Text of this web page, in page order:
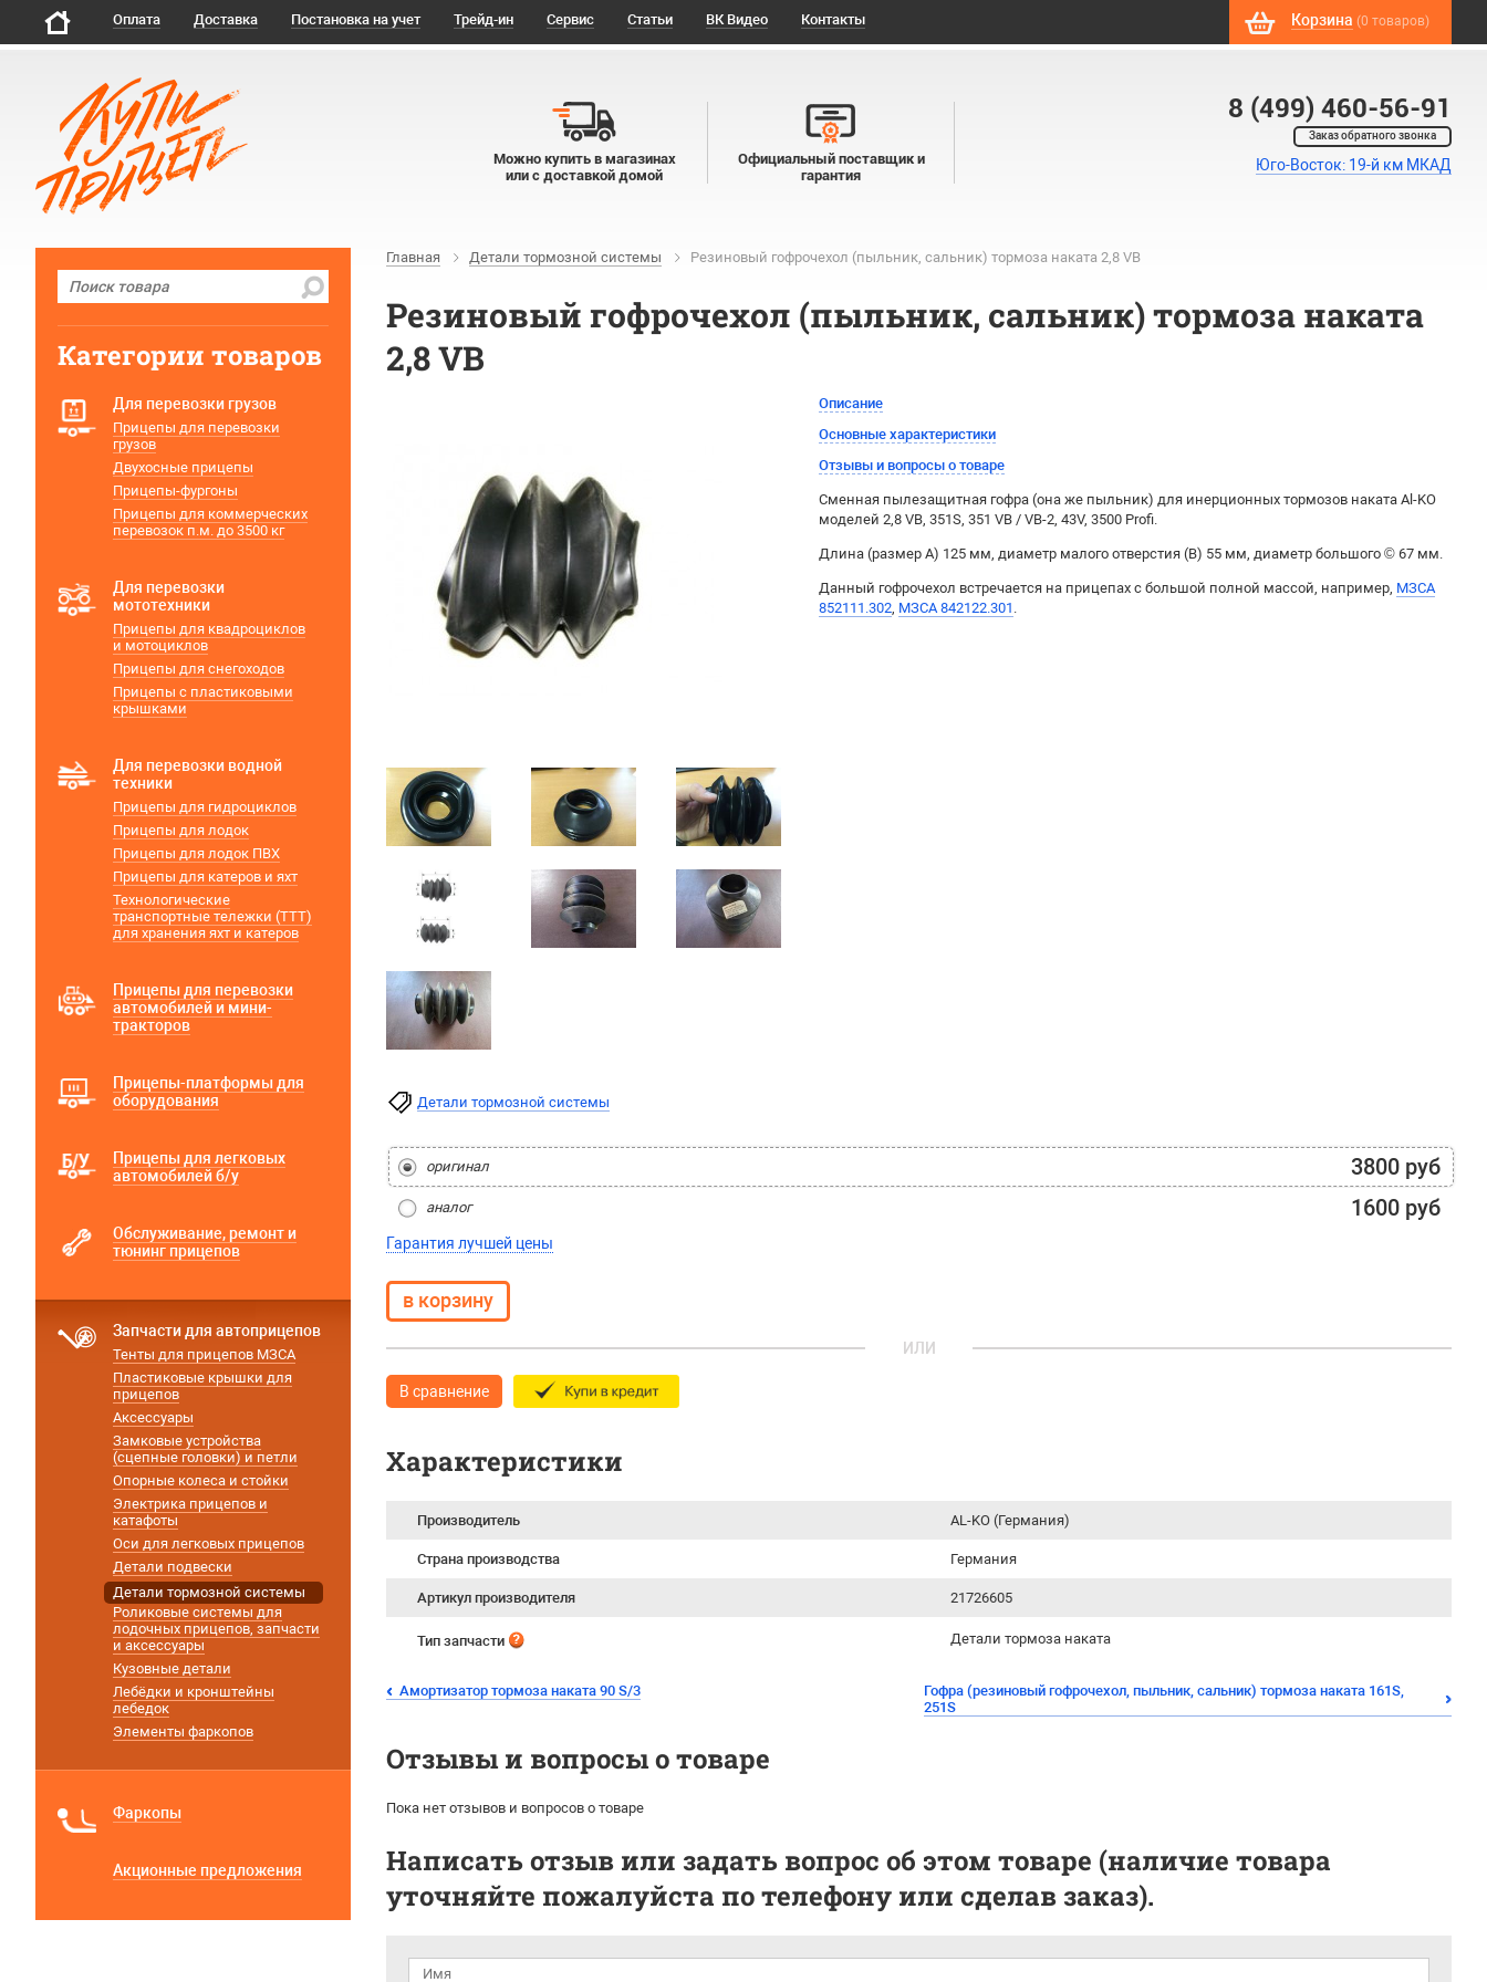
Оплата Доставка Постановка на учет Трейд-ин Сервис Статьи ВК Видео Контакты Корзина (0 товаров)
8 (499) 460-56-91
Заказ обратного звонка
Юго-Восток: 19-й км МКАД
Можно купить в магазинах
или с доставкой домой
Официальный поставщик и
гарантия
Главная Детали тормозной системы Резиновый гофрочехол (пыльник, сальник) тормоза наката 2,8 VB
Резиновый гофрочехол (пыльник, сальник) тормоза наката
2,8 VB
Детали тормозной системы
Описание
Основные характеристики
Отзывы и вопросы о товаре
Сменная пылезащитная гофра (она же пыльник) для инерционных тормозов наката Al-KO
моделей 2,8 VB, 351S, 351 VB / VB-2, 43V, 3500 Profi.
Длина (размер A) 125 мм, диаметр малого отверстия (B) 55 мм, диаметр большого © 67 мм.
Данный гофрочехол встречается на прицепах с большой полной массой, например, МЗСА
852111.302, МЗСА 842122.301 .
оригинал 3800 руб
аналог 1600 руб
Гарантия лучшей цены
ИЛИ
В сравнение
Характеристики
Производитель AL-KO (Германия)
Страна производства Германия
Артикул производителя 21726605
Тип запчасти Детали тормоза наката
Амортизатор тормоза наката 90 S/3
Гофра (резиновый гофрочехол, пыльник, сальник) тормоза наката 161S,
251S
Отзывы и вопросы о товаре
Пока нет отзывов и вопросов о товаре
Написать отзыв или задать вопрос об этом товаре (наличие товара
уточняйте пожалуйста по телефону или сделав заказ).
Категории товаров
Для перевозки грузов
Прицепы для перевозки
грузов
Двухосные прицепы
Прицепы-фургоны
Прицепы для коммерческих
перевозок п.м. до 3500 кг
Для перевозки
мототехники
Прицепы для квадроциклов
и мотоциклов
Прицепы для снегоходов
Прицепы с пластиковыми
крышками
Для перевозки водной
техники
Прицепы для гидроциклов
Прицепы для лодок
Прицепы для лодок ПВХ
Прицепы для катеров и яхт
Технологические
транспортные тележки (ТТТ)
для хранения яхт и катеров
Прицепы для перевозки
автомобилей и мини-
тракторов
Прицепы-платформы для
оборудования
Прицепы для легковых
автомобилей б/у
Обслуживание, ремонт и
тюнинг прицепов
Запчасти для автоприцепов
Тенты для прицепов МЗСА
Пластиковые крышки для
прицепов
Аксессуары
Замковые устройства
(сцепные головки) и петли
Опорные колеса и стойки
Электрика прицепов и
катафоты
Оси для легковых прицепов
Детали подвески
Детали тормозной системы
Роликовые системы для
лодочных прицепов, запчасти
и аксессуары
Кузовные детали
Лебёдки и кронштейны
лебедок
Элементы фаркопов
Фаркопы
Акционные предложения